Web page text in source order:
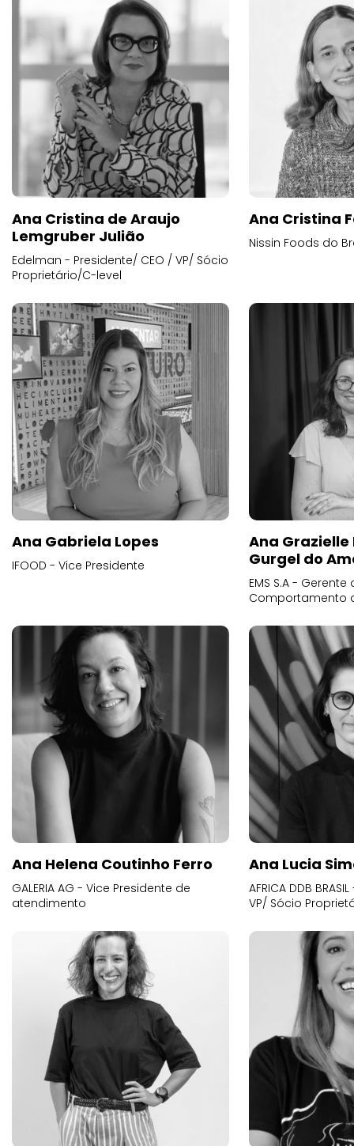
Ana Cristina de Araujo
Lemgruber Julião
Edelman - Presidente/ CEO / VP/ Sócio
Proprietário/C-level
Ana Cristina
Nissin Foods do
Ana Gabriela Lopes
IFOOD - Vice Presidente
Ana
Gurgel do
EMS S.A -
Comportamento
Ana Helena Coutinho Ferro
GALERIA AG - Vice Presidente de
atendimento
Ana Lucia
AFRICA DDB
VP/ Sócio